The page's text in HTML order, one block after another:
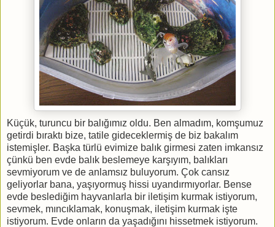
Küçük, turuncu bir balığımız oldu. Ben almadım, komşumuz
getirdi bıraktı bize, tatile gideceklermiş de biz bakalım
istemişler. Başka türlü evimize balık girmesi zaten imkansız
çünkü ben evde balık beslemeye karşıyım, balıkları
sevmiyorum ve de anlamsız buluyorum. Çok cansız
geliyorlar bana, yaşıyormuş hissi uyandırmıyorlar. Bense
evde beslediğim hayvanlarla bir iletişim kurmak istiyorum,
sevmek, mıncıklamak, konuşmak, iletişim kurmak işte
istiyorum. Evde onların da yaşadığını hissetmek istiyorum.